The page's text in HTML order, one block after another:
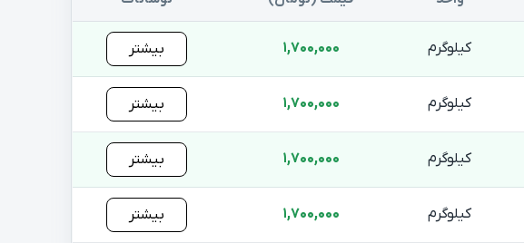
کیلوگرم 1,700,000 بیشتر
کیلوگرم 1,700,000 بیشتر
کیلوگرم 1,700,000 بیشتر
کیلوگرم 1,700,000 بیشتر